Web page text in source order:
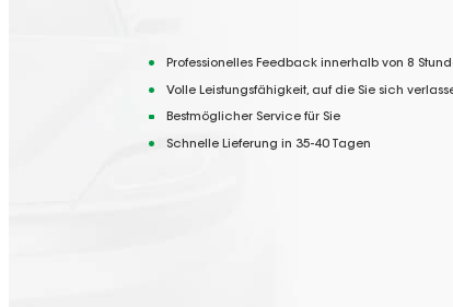
Professionelles Feedback innerhalb von 8
Volle Leistungsfähigkeit, auf die Sie sich
Bestmöglicher Service für Sie
Schnelle Lieferung in 35-40 Tagen